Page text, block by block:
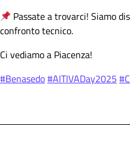
Passate a trovarci! Siamo
confronto tecnico.
Ci vediamo a Piacenza!
hashtag
#Benasedohashtag
#AITIVADay2025 #